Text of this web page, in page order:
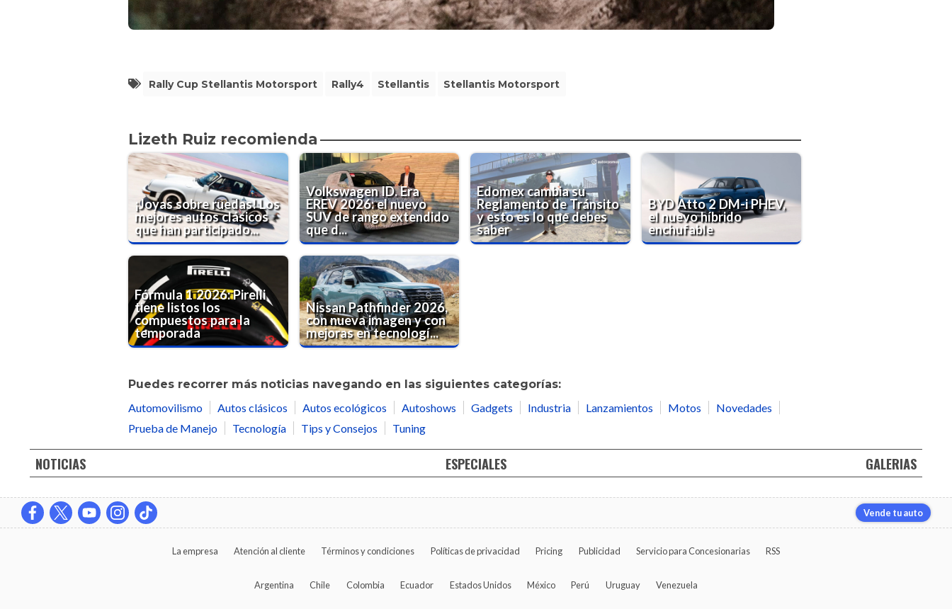
Rally Cup Stellantis Motorsport Rally4 Stellantis Stellantis Motorsport
Lizeth Ruiz recomienda
¡Joyas sobre ruedas! Los
mejores autos clásicos
que han participado...
Volkswagen ID. Era
EREV 2026: el nuevo
SUV de rango extendido
que d...
Edomex cambia su
Reglamento de Tránsito
y esto es lo que debes
saber
BYD Atto 2 DM-i PHEV,
el nuevo híbrido
enchufable
Fórmula 1 2026: Pirelli
tiene listos los
compuestos para la
temporada
Nissan Pathfinder 2026,
con nueva imagen y con
mejoras en tecnologí...
Puedes recorrer más noticias navegando en las siguientes categorías:
Automovilismo
Autos clásicos Autos ecológicos Autoshows Gadgets Industria Lanzamientos Motos
Novedades
Prueba de Manejo
Tecnología Tips y Consejos Tuning
NOTICIAS ESPECIALES GALERIAS
Vende tu auto
La empresa Atención al cliente Términos y condiciones Políticas de privacidad Pricing Publicidad Servicio para Concesionarias RSS
Argentina Chile Colombia Ecuador Estados Unidos México Perú Uruguay Venezuela